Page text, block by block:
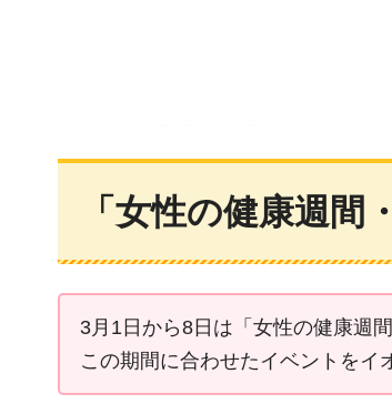
「女性の健康週
3月1日から8日は「女性の健康週
この期間に合わせたイベントをイ